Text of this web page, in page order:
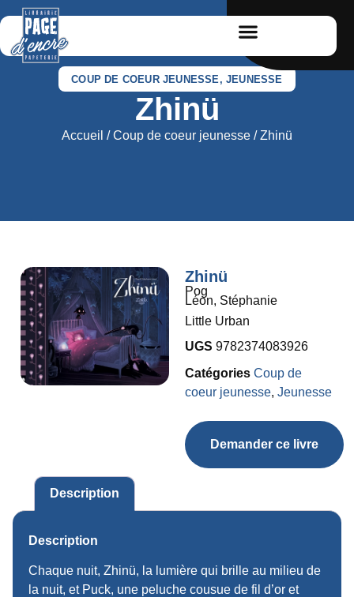
COUP DE COEUR JEUNESSE ,JEUNESSE
Zhinü
Accueil /Coup de coeur jeunesse / Zhinü
Zhinü
Pog
Léon, Stéphanie
Little Urban
UGS 9782374083926
Catégories Coup de
coeur jeunesse, Jeunesse
Demander ce livre
Description
Description
Chaque nuit, Zhinü, la lumière qui brille au milieu de
la nuit, et Puck, une peluche cousue de fil d’or et